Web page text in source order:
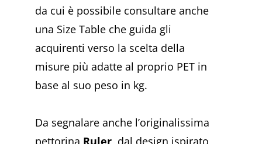
da cui è possibile consultare anche
una Size Table che guida gli
acquirenti verso la scelta della
misure più adatte al proprio PET in
base al suo peso in kg.
Da segnalare anche l’originalissima
pettorina Ruler, dal design ispirato